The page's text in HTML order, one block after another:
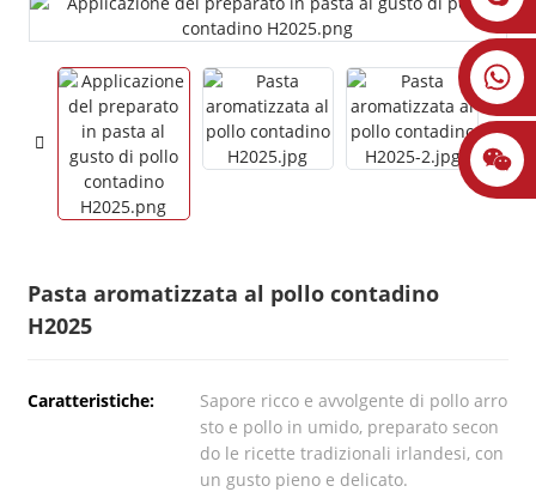
Pasta aromatizzata al pollo contadino
H2025
Caratteristiche:
Sapore ricco e avvolgente di pollo arro
sto e pollo in umido, preparato secon
do le ricette tradizionali irlandesi, con
un gusto pieno e delicato.